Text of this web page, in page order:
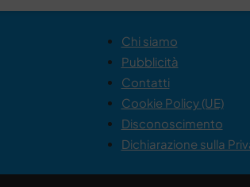
Chi siamo
Pubblicità
Contatti
Cookie Policy (UE)
Disconoscimento
Dichiarazione sulla